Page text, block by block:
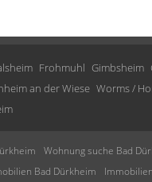
Frohmuhl Gimbsheim
an der Wiese Worms /
Wohnung suche Bad
Bad Dürkheim